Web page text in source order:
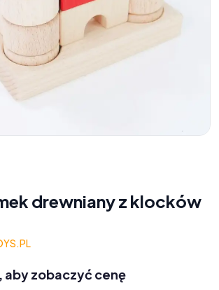
drewniany z klocków
aby zobaczyć cenę